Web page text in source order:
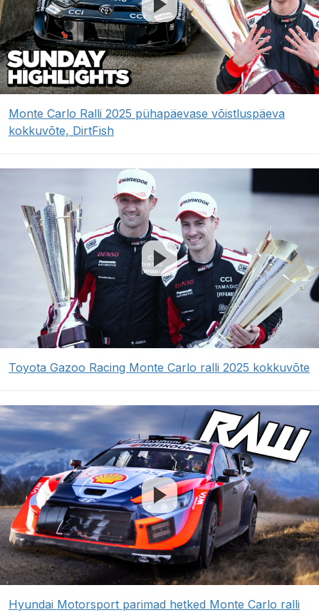
Monte Carlo Ralli 2025 pühapäevase võistluspäeva
kokkuvõte, DirtFish
Toyota Gazoo Racing Monte Carlo ralli 2025 kokkuvõte
Hyundai Motorsport parimad hetked Monte Carlo ralli